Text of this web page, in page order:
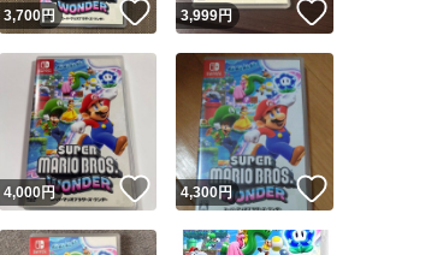
ユーザーの実績について
フリマが定めた一定の基準を満たしたユーザーにバッ
ね！
3,700円 いいね！
3,999円
ね！
4,000円 いいね！
4,300円